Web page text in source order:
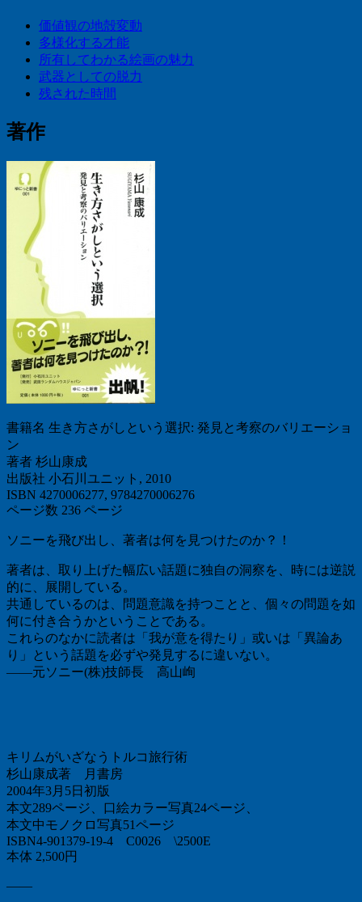
価値観の地殻変動
多様化する才能
所有してわかる絵画の魅力
武器としての脱力
残された時間
著作
書籍名 生き方さがしという選択: 発見と考察のバリエーショ
ン
著者 杉山康成
出版社 小石川ユニット, 2010
ISBN 4270006277, 9784270006276
ページ数 236 ページ
ソニーを飛び出し、著者は何を見つけたのか？！
著者は、取り上げた幅広い話題に独自の洞察を、時には逆説
的に、展開している。
共通しているのは、問題意識を持つことと、個々の問題を如
何に付き合うかということである。
これらのなかに読者は「我が意を得たり」或いは「異論あ
り」という話題を必ずや発見するに違いない。
――元ソニー(株)技師長 高山峋
キリムがいざなうトルコ旅行術
杉山康成著 月書房
2004年3月5日初版
本文289ページ、口絵カラー写真24ページ、
本文中モノクロ写真51ページ
ISBN4-901379-19-4 C0026 \2500E
本体 2,500円
——